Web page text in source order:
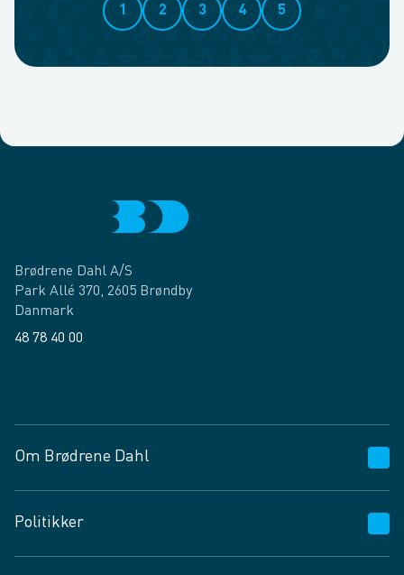
1 2 3 4 5
Brødrene Dahl A/S
Park Allé 370, 2605 Brøndby
Danmark
48 78 40 00
Om Brødrene Dahl
Vagttelefon 30 10 89 89
Spørgsmål og svar
Politikker